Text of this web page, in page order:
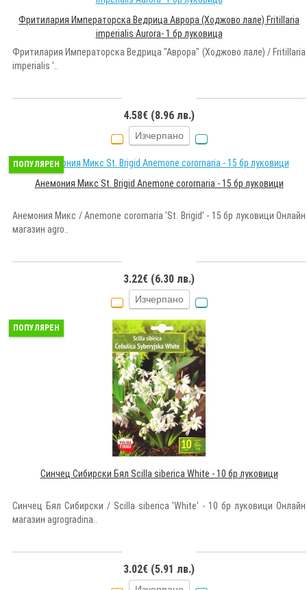
Фритилария Императорска Ведрица Аврора (Ходжово лале) Fritillaria
imperialis Aurora- 1 бр луковица
Фритилария Императорска Ведрица "Аврора" (Ходжово лале) / Fritillaria
imperialis '..
4.58€ (8.96 лв.)
Изчерпано
ПОПУЛЯРЕН
Анемония Микс St. Brigid Anemone corornaria - 15 бр луковици
Анемония Микс / Anemone corornaria 'St. Brigid' - 15 бр луковици Онлайн
магазин agro..
3.22€ (6.30 лв.)
Изчерпано
ПОПУЛЯРЕН
Синчец Сибирски Бял Scilla siberica White - 10 бр луковици
Синчец Бял Сибирски / Scilla siberica 'White' - 10 бр луковици Онлайн
магазин agrogradina..
3.02€ (5.91 лв.)